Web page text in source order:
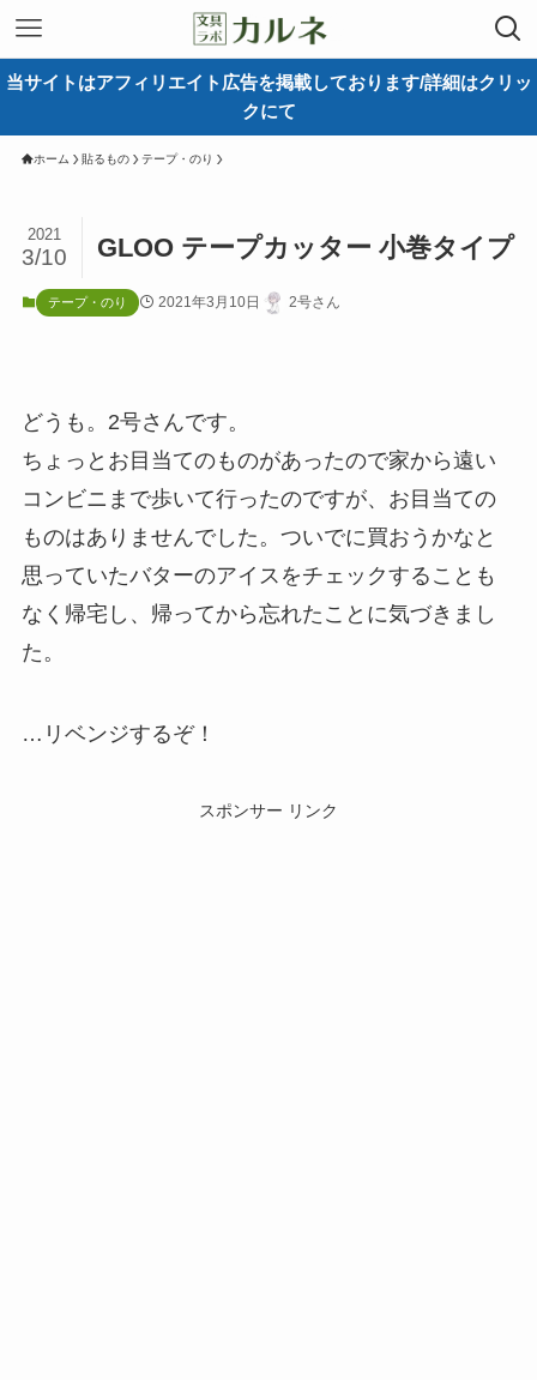
当サイトはアフィリエイト広告を掲載しております/詳細はクリッ
クにて
ホーム 貼るもの テープ・のり
GLOO テープカッター 小巻タイプ
2021
3/10
テープ・のり 2021年3月10日 2号さん
どうも。2号さんです。
ちょっとお目当てのものがあったので家から遠い
コンビニまで歩いて行ったのですが、お目当ての
ものはありませんでした。ついでに買おうかなと
思っていたバターのアイスをチェックすることも
なく帰宅し、帰ってから忘れたことに気づきまし
た。
…リベンジするぞ！
スポンサー リンク